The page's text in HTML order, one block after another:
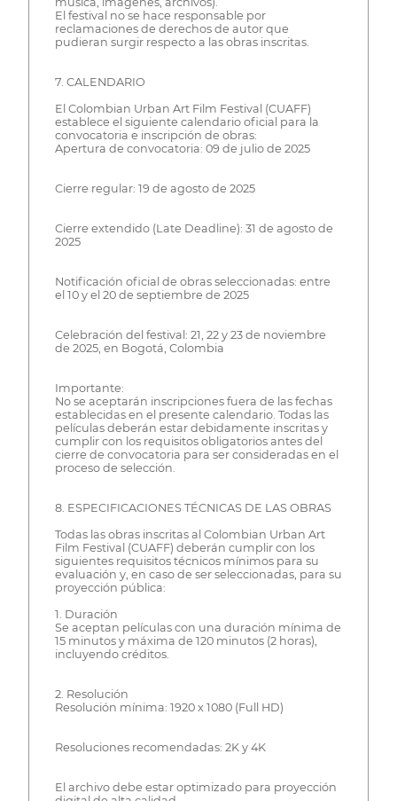
El festival no se hace responsable por
reclamaciones de derechos de autor que
pudieran surgir respecto a las obras inscritas.
7. CALENDARIO
El Colombian Urban Art Film Festival (CUAFF)
establece el siguiente calendario oficial para la
convocatoria e inscripción de obras:
Apertura de convocatoria: 09 de julio de 2025
Cierre regular: 19 de agosto de 2025
Cierre extendido (Late Deadline): 31 de agosto de
2025
Notificación oficial de obras seleccionadas: entre
el 10 y el 20 de septiembre de 2025
Celebración del festival: 21, 22 y 23 de noviembre
de 2025, en Bogotá, Colombia
Importante:
No se aceptarán inscripciones fuera de las fechas
establecidas en el presente calendario. Todas las
películas deberán estar debidamente inscritas y
cumplir con los requisitos obligatorios antes del
cierre de convocatoria para ser consideradas en el
proceso de selección.
8. ESPECIFICACIONES TÉCNICAS DE LAS OBRAS
Todas las obras inscritas al Colombian Urban Art
Film Festival (CUAFF) deberán cumplir con los
siguientes requisitos técnicos mínimos para su
evaluación y, en caso de ser seleccionadas, para su
proyección pública:
1. Duración
Se aceptan películas con una duración mínima de
15 minutos y máxima de 120 minutos (2 horas),
incluyendo créditos.
2. Resolución
Resolución mínima: 1920 x 1080 (Full HD)
Resoluciones recomendadas: 2K y 4K
El archivo debe estar optimizado para proyección